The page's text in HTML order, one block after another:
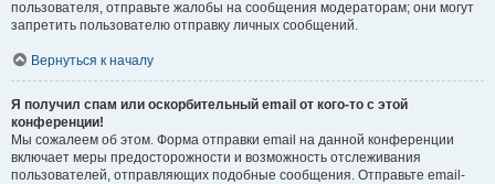
пользователя, отправьте жалобы на сообщения модераторам; они могут
запретить пользователю отправку личных сообщений.
Вернуться к началу
Я получил спам или оскорбительный email от кого-то с этой
конференции!
Мы сожалеем об этом. Форма отправки email на данной конференции
включает меры предосторожности и возможность отслеживания
пользователей, отправляющих подобные сообщения. Отправьте email-